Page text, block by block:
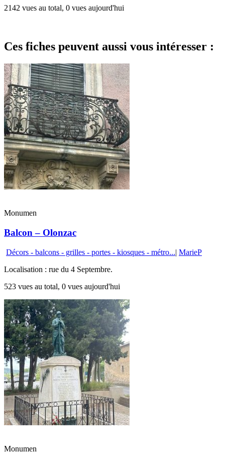
2142 vues au total, 0 vues aujourd'hui
Ces fiches peuvent aussi vous intéresser :
Monumen
Balcon – Olonzac
Décors - balcons - grilles - portes - kiosques - métro...| MarieP
Localisation : rue du 4 Septembre.
523 vues au total, 0 vues aujourd'hui
Monumen